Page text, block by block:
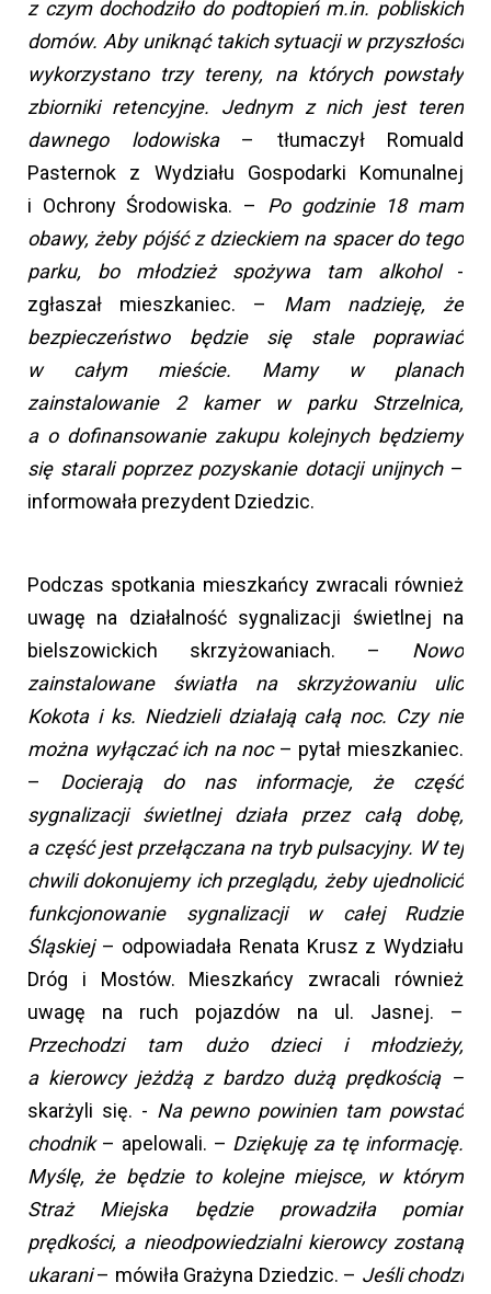
z czym dochodziło do podtopień m.in. pobliskich
domów. Aby uniknąć takich sytuacji w przyszłości
wykorzystano trzy tereny, na których powstały
zbiorniki retencyjne. Jednym z nich jest teren
dawnego lodowiska– tłumaczył Romuald
Pasternok z Wydziału Gospodarki Komunalnej
i Ochrony Środowiska. – Po godzinie 18 mam
obawy, żeby pójść z dzieckiem na spacer do tego
parku, bo młodzież spożywa tam alkohol-
zgłaszał mieszkaniec. – Mam nadzieję, że
bezpieczeństwo będzie się stale poprawiać
w całym mieście. Mamy w planach
zainstalowanie 2 kamer w parku Strzelnica,
a o dofinansowanie zakupu kolejnych będziemy
się starali poprzez pozyskanie dotacji unijnych–
informowała prezydent Dziedzic.
Podczas spotkania mieszkańcy zwracali również
uwagę na działalność sygnalizacji świetlnej na
bielszowickich skrzyżowaniach. – Nowo
zainstalowane światła na skrzyżowaniu ulic
Kokota i ks. Niedzieli działają całą noc. Czy nie
można wyłączać ich na noc– pytał mieszkaniec.
– Docierają do nas informacje, że część
sygnalizacji świetlnej działa przez całą dobę,
a część jest przełączana na tryb pulsacyjny. W tej
chwili dokonujemy ich przeglądu, żeby ujednolicić
funkcjonowanie sygnalizacji w całej Rudzie
Śląskiej– odpowiadała Renata Krusz z Wydziału
Dróg i Mostów. Mieszkańcy zwracali również
uwagę na ruch pojazdów na ul. Jasnej. –
Przechodzi tam dużo dzieci i młodzieży,
a kierowcy jeżdżą z bardzo dużą prędkością –
skarżyli się. - Na pewno powinien tam powstać
chodnik– apelowali. – Dziękuję za tę informację.
Myślę, że będzie to kolejne miejsce, w którym
Straż Miejska będzie prowadziła pomiar
prędkości, a nieodpowiedzialni kierowcy zostaną
ukarani– mówiła Grażyna Dziedzic. – Jeśli chodzi